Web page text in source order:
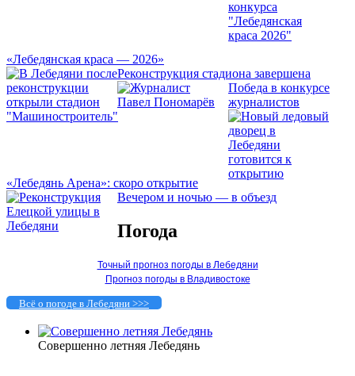
«Лебедянская краса — 2026»
Реконструкция стадиона завершена
Победа в конкурсе
журналистов
«Лебедянь Арена»: скоро открытие
Вечером и ночью — в объезд
Погода
Точный прогноз погоды в Лебедяни
Прогноз погоды в Владивостоке
Всё о погоде в Лебедяни >>>
Совершенно летняя Лебедянь